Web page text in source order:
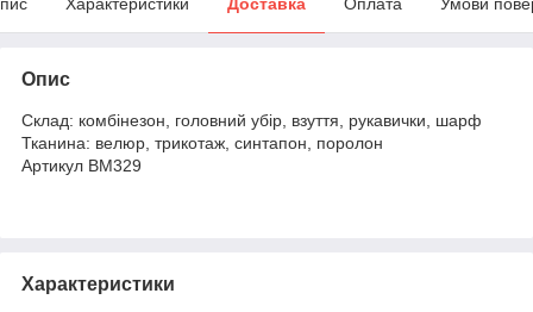
Опис
Склад: комбінезон, головний убір, взуття, рукавички, шарф
Тканина: велюр, трикотаж, синтапон, поролон
Артикул ВМ329
Характеристики